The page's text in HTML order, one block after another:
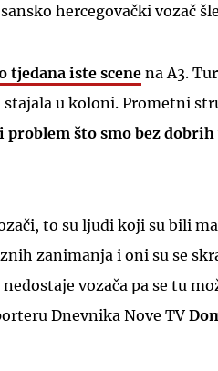
hercegovački vozač
tjedana iste scene na A3.
stajala u koloni. Prometni
problem što smo bez dobrih
to su ljudi koji su bili
zanimanja i oni su se
vozača pa se tu
Dnevnika Nove TV